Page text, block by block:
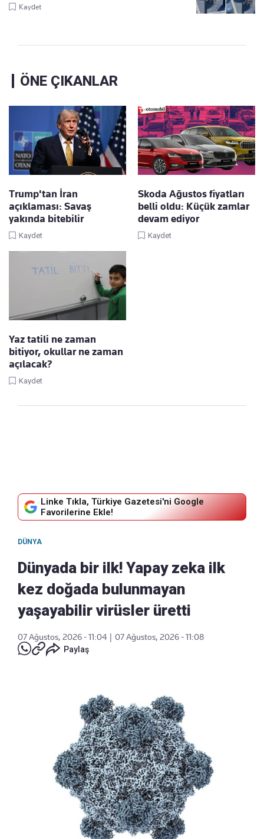
Kaydet
ÖNE ÇIKANLAR
Trump'tan İran
açıklaması: Savaş
yakında bitebilir
Kaydet
Skoda Ağustos fiyatları
belli oldu: Küçük zamlar
devam ediyor
Kaydet
Yaz tatili ne zaman
bitiyor, okullar ne zaman
açılacak?
Kaydet
Linke Tıkla, Türkiye Gazetesi'ni Google
Favorilerine Ekle!
DÜNYA
Dünyada bir ilk! Yapay zeka ilk
kez doğada bulunmayan
yaşayabilir virüsler üretti
07 Ağustos, 2026 - 11:04 | 07 Ağustos, 2026 - 11:08
Paylaş